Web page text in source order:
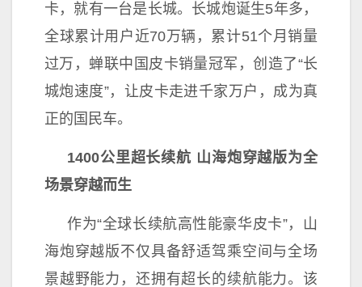
卡，就有一台是长城。长城炮诞生5年多，
全球累计用户 近70万辆，累计51个月销量
过万，蝉联中国皮卡销量冠军，创造了“长
城炮速度”，让皮卡走进千家万户，成为真
正的国民车。
1400公里超长续航 山海炮穿越版为全
场景穿越而生
作为“全球长续航高性能豪华皮卡”，山
海炮穿越版不仅具备舒适驾乘空间与全场
景越野能力，还拥有超长的续航能力。该